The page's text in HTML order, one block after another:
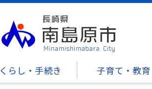
くらし・手続き 子育て・教育